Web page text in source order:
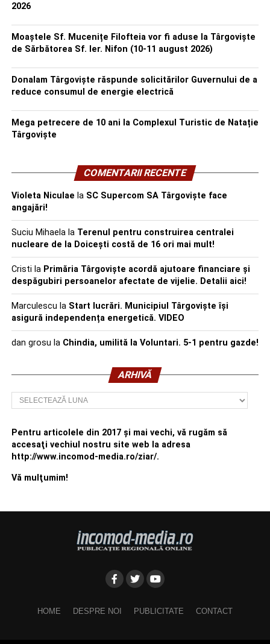
2026
Moaștele Sf. Mucenițe Filofteia vor fi aduse la Târgoviște
de Sărbătorea Sf. Ier. Nifon (10-11 august 2026)
Donalam Târgoviște răspunde solicitărilor Guvernului de a
reduce consumul de energie electrică
Mega petrecere de 10 ani la Complexul Turistic de Natație
Târgoviște
COMENTARII RECENTE
Violeta Niculae la SC Supercom SA Târgoviște face
angajări!
Suciu Mihaelala Terenul pentru construirea centralei
nucleare de la Doicești costă de 16 ori mai mult!
Cristi la Primăria Târgoviște acordă ajutoare financiare și
despăgubiri persoanelor afectate de vijelie. Detalii aici!
Marculescu la Start lucrări. Municipiul Târgoviște își
asigură independența energetică. VIDEO
dan grosu la Chindia, umilită la Voluntari. 5-1 pentru gazde!
ARHIVĂ
Arhivă
Pentru articolele din 2017 şi mai vechi, vă rugăm să
accesaţi vechiul nostru site web la adresa
http://www.incomod-media.ro/ziar/.
Vă mulţumim!
HOME DESPRE NOI PUBLICITATE CONTACT